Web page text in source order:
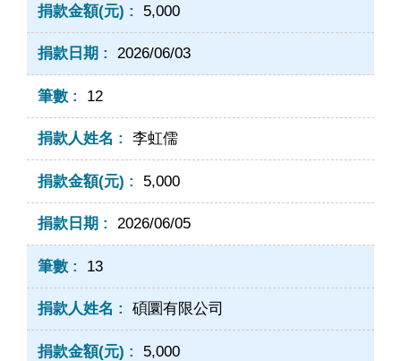
5,000
2026/06/03
12
李虹儒
5,000
2026/06/05
13
碩圜有限公司
5,000